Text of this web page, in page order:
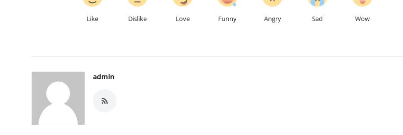
Like Dislike Love Funny Angry Sad Wow
admin